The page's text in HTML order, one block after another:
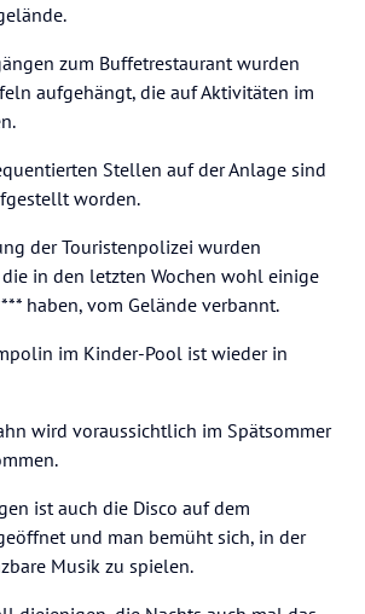
zum Buffetrestaurant wurden
aufgehängt, die auf Aktivitäten im
Stellen auf der Anlage sind
worden.
der Touristenpolizei wurden
in den letzten Wochen wohl einige
haben, vom Gelände verbannt.
im Kinder-Pool ist wieder in
wird voraussichtlich im Spätsommer
ist auch die Disco auf dem
und man bemüht sich, in der
Musik zu spielen.